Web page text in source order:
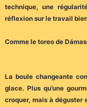
technique, une
réflexion sur le travail
Comme le toreo de
La boule changeante
glace. Plus qu’une
croquer, mais à déguster